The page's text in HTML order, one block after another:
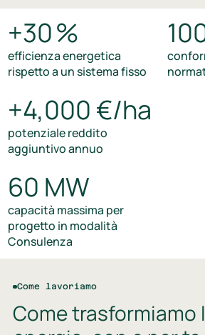
+30 %
efficienza energetica
rispetto a un sistema fisso
60 MW
capacità massima per
progetto in modalità
Consulenza
+4,000 €/ha
potenziale reddito
aggiuntivo annuo
Come lavoriamo
Come trasformiamo